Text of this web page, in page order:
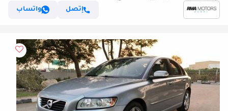
إتصل
واتساب